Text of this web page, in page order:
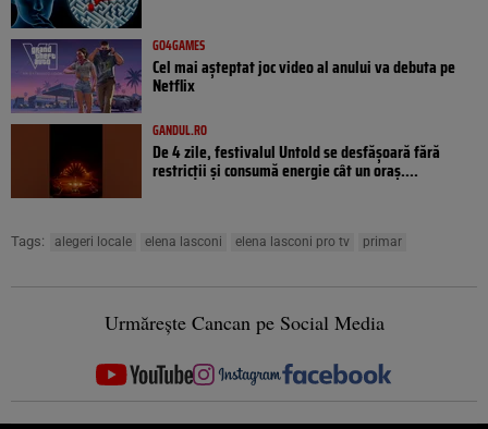
GO4GAMES
Cel mai așteptat joc video al anului va debuta pe
Netflix
GANDUL.RO
De 4 zile, festivalul Untold se desfășoară fără
restricții și consumă energie cât un oraș....
Tags: alegeri locale elena lasconi elena lasconi pro tv primar
Urmărește Cancan pe Social Media